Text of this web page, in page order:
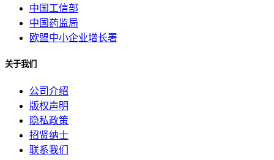
中国工信部
中国药监局
欧盟中小企业增长署
关于我们
公司介绍
版权声明
隐私政策
招贤纳士
联系我们